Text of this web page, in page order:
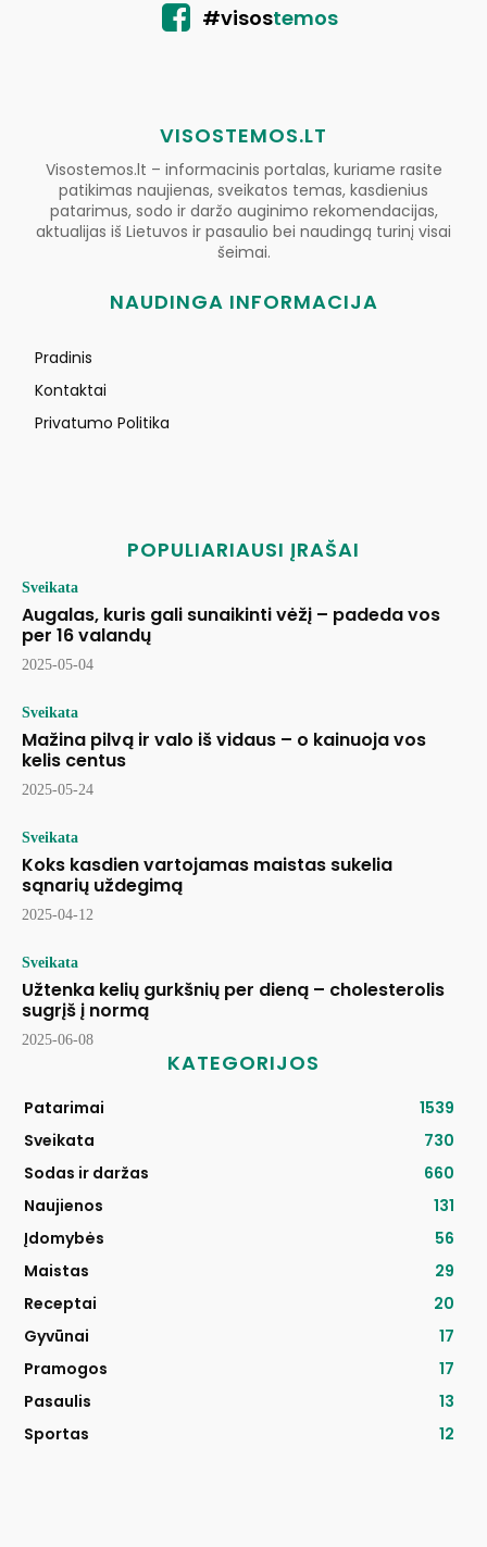
#visostemos
VISOSTEMOS.LT
Visostemos.lt – informacinis portalas, kuriame rasite
patikimas naujienas, sveikatos temas, kasdienius
patarimus, sodo ir daržo auginimo rekomendacijas,
aktualijas iš Lietuvos ir pasaulio bei naudingą turinį visai
šeimai.
NAUDINGA INFORMACIJA
Pradinis
Kontaktai
Privatumo Politika
POPULIARIAUSI ĮRAŠAI
Sveikata
Augalas, kuris gali sunaikinti vėžį – padeda vos
per 16 valandų
2025-05-04
Sveikata
Mažina pilvą ir valo iš vidaus – o kainuoja vos
kelis centus
2025-05-24
Sveikata
Koks kasdien vartojamas maistas sukelia
sąnarių uždegimą
2025-04-12
Sveikata
Užtenka kelių gurkšnių per dieną – cholesterolis
sugrįš į normą
2025-06-08
KATEGORIJOS
Patarimai
1539
Sveikata
730
Sodas ir daržas
660
Naujienos
131
Įdomybės
56
Maistas
29
Receptai
20
Gyvūnai
17
Pramogos
17
Pasaulis
13
Sportas
12